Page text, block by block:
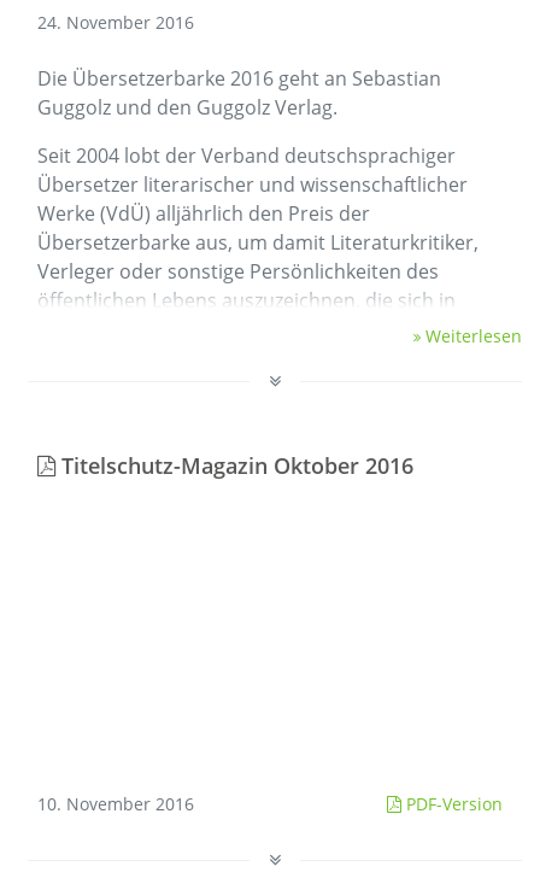
24. November 2016
Die Übersetzerbarke 2016 geht an Sebastian
Guggolz und den Guggolz Verlag.
Seit 2004 lobt der Verband deutschsprachiger
Übersetzer literarischer und wissenschaftlicher
Werke (VdÜ) alljährlich den Preis der
Übersetzerbarke aus, um damit Literaturkritiker,
Verleger oder sonstige Persönlichkeiten des
öffentlichen Lebens auszuzeichnen, die sich in
herausragender Weise des Übersetzens und …Weiterlesen
Titelschutz-Magazin Oktober 2016
10. November 2016 PDF-Version